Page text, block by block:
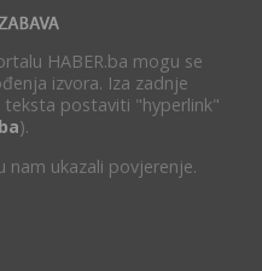
HABER.ba mogu se
izvora. Iza zadnje
teksta postaviti "hyperlink"
).
nam ukazali povjerenje.